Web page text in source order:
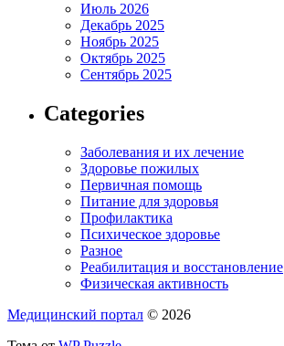
Июль 2026
Декабрь 2025
Ноябрь 2025
Октябрь 2025
Сентябрь 2025
Categories
Заболевания и их лечение
Здоровье пожилых
Первичная помощь
Питание для здоровья
Профилактика
Психическое здоровье
Разное
Реабилитация и восстановление
Физическая активность
Медицинский портал © 2026